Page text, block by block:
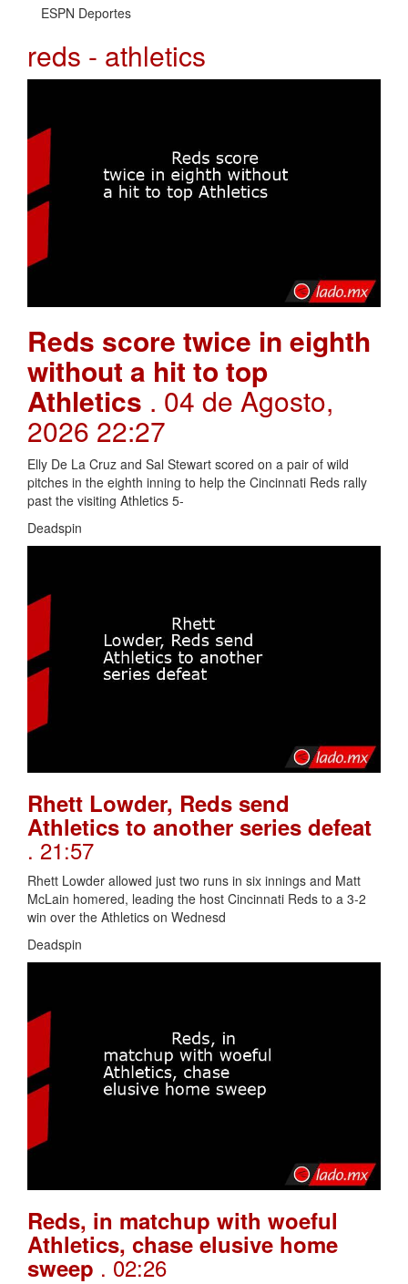
ESPN Deportes
reds - athletics
Reds score twice in eighth
without a hit to top
Athletics . 04 de Agosto,
2026 22:27
Elly De La Cruz and Sal Stewart scored on a pair of wild
pitches in the eighth inning to help the Cincinnati Reds rally
past the visiting Athletics 5-
Deadspin
Rhett Lowder, Reds send
Athletics to another series defeat
. 21:57
Rhett Lowder allowed just two runs in six innings and Matt
McLain homered, leading the host Cincinnati Reds to a 3-2
win over the Athletics on Wednesd
Deadspin
Reds, in matchup with woeful
Athletics, chase elusive home
sweep . 02:26